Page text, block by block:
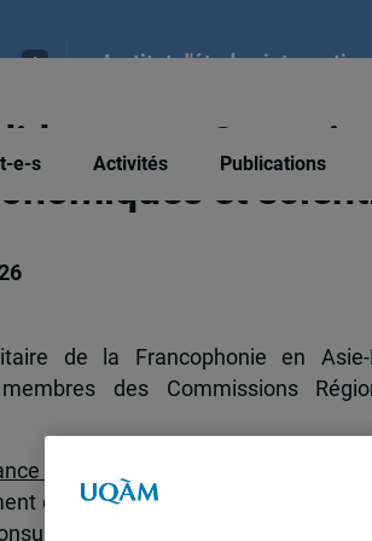
Institut d'études
e-s Activités Publications
–
et
de la Francophonie en
des Commissions
consultative régionale
du
Conseil Scientifique
statutaires. En effet, le CS